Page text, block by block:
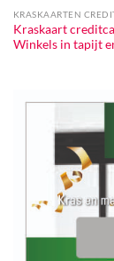
KRASKAARTEN
Kraskaart
Winkels in tapijt